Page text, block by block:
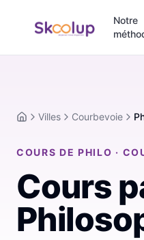
Notre
AccueilVilles Courbevoie
COURS DE PHILO ·
Cours